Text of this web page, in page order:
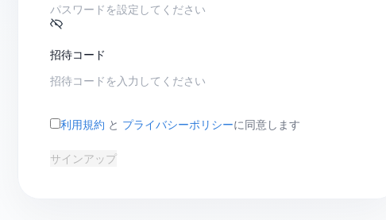
招待コード
利用規約 と プライバシーポリシーに同意します
サインアップ